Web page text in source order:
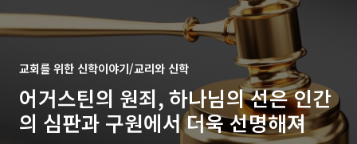
교회를 위한 신학이야기/교리와 신학
어거스틴의 원죄, 하나님의 선은 인간
의 심판과 구원에서 더욱 선명해져